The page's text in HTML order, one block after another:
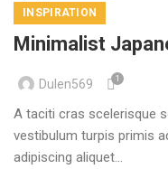
INSPIRATION
Minimalist
Dulen569 1
A taciti cras scelerisque
vestibulum turpis primis
adipiscing aliquet...